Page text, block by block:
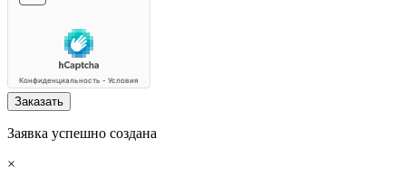
Заказать
Заявка успешно создана
×